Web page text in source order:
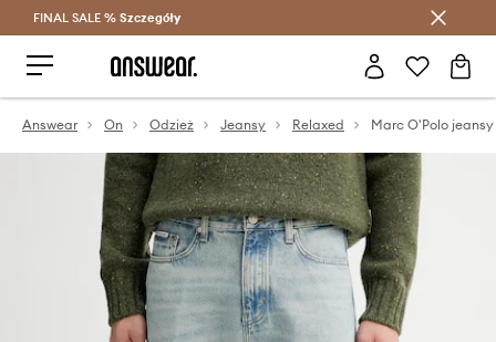
Oszczędzaj z Answear Club >
FINAL SALE % Szczegóły
Answear On Odzież Jeansy Relaxed Marc O'Polo jeansy